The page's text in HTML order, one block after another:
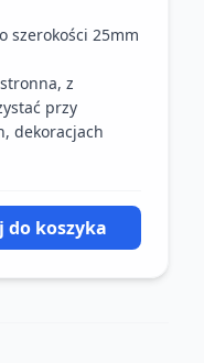
szerokości 25mm
z
przy
dekoracjach
do koszyka